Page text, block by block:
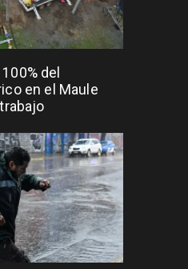
del
en el Maule